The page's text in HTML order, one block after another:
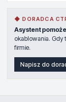
◆ DORADCA
Asystent
okablowania. Gdy
firmie.
Napisz do